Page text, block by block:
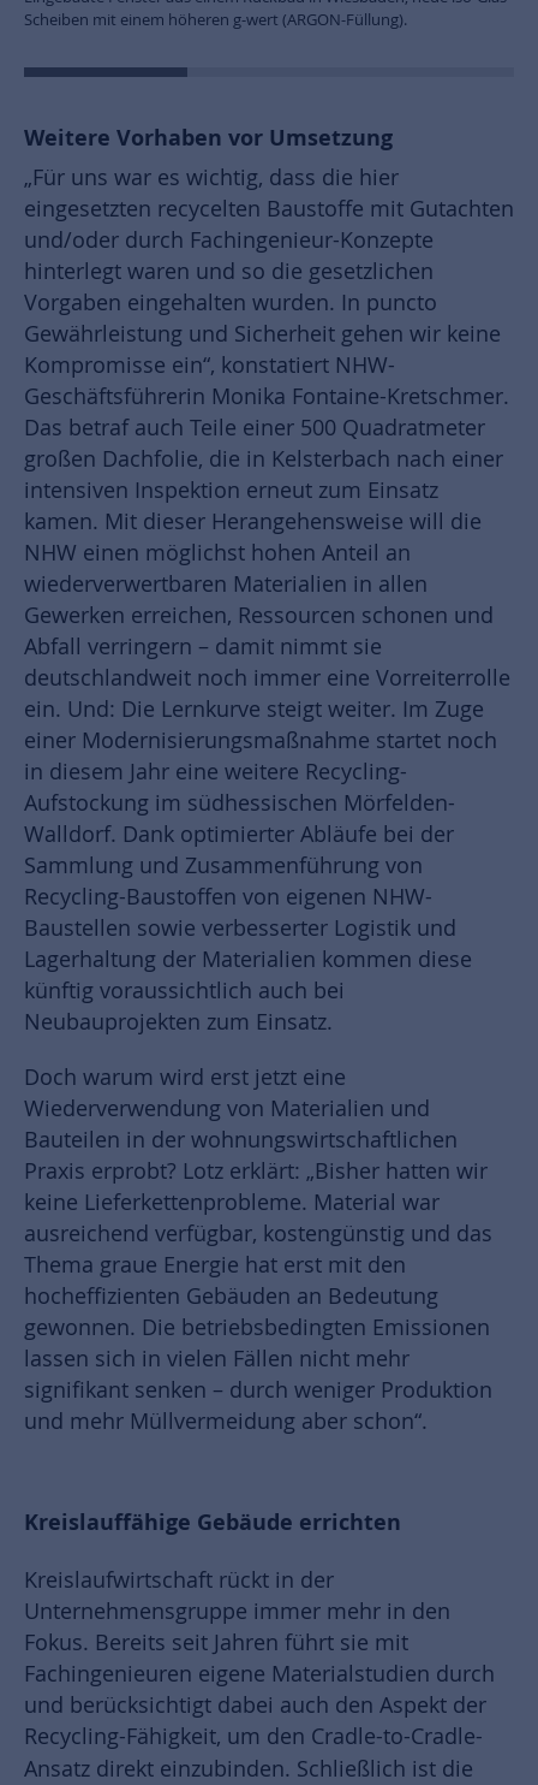
Weitere Vorhaben vor Umsetzung
„Für uns war es wichtig, dass die hier
eingesetzten recycelten Baustoffe mit Gutachten
und/oder durch Fachingenieur-Konzepte
hinterlegt waren und so die gesetzlichen
Vorgaben eingehalten wurden. In puncto
Gewährleistung und Sicherheit gehen wir keine
Kompromisse ein“, konstatiert NHW-
Geschäftsführerin Monika Fontaine-Kretschmer.
Das betraf auch Teile einer 500 Quadratmeter
großen Dachfolie, die in Kelsterbach nach einer
intensiven Inspektion erneut zum Einsatz
kamen. Mit dieser Herangehensweise will die
NHW einen möglichst hohen Anteil an
wiederverwertbaren Materialien in allen
Gewerken erreichen, Ressourcen schonen und
Abfall verringern – damit nimmt sie
deutschlandweit noch immer eine Vorreiterrolle
ein. Und: Die Lernkurve steigt weiter. Im Zuge
einer Modernisierungsmaßnahme startet noch
in diesem Jahr eine weitere Recycling-
Aufstockung im südhessischen Mörfelden-
Walldorf. Dank optimierter Abläufe bei der
Sammlung und Zusammenführung von
Recycling-Baustoffen von eigenen NHW-
Baustellen sowie verbesserter Logistik und
Lagerhaltung der Materialien kommen diese
künftig voraussichtlich auch bei
Neubauprojekten zum Einsatz.
Doch warum wird erst jetzt eine
Wiederverwendung von Materialien und
Bauteilen in der wohnungswirtschaftlichen
Praxis erprobt? Lotz erklärt: „Bisher hatten wir
keine Lieferkettenprobleme. Material war
ausreichend verfügbar, kostengünstig und das
Thema graue Energie hat erst mit den
hocheffizienten Gebäuden an Bedeutung
gewonnen. Die betriebsbedingten Emissionen
lassen sich in vielen Fällen nicht mehr
signifikant senken – durch weniger Produktion
und mehr Müllvermeidung aber schon“.
Kreislauffähige Gebäude errichten
Kreislaufwirtschaft rückt in der
Unternehmensgruppe immer mehr in den
Fokus. Bereits seit Jahren führt sie mit
Fachingenieuren eigene Materialstudien durch
und berücksichtigt dabei auch den Aspekt der
Recycling-Fähigkeit, um den Cradle-to-Cradle-
Ansatz direkt einzubinden. Schließlich ist die